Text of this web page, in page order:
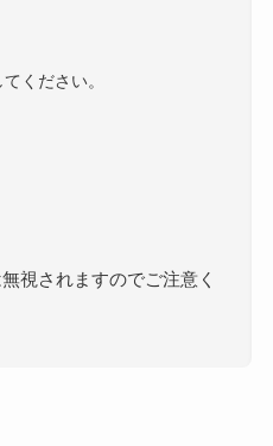
ください。
視されますのでご注意く